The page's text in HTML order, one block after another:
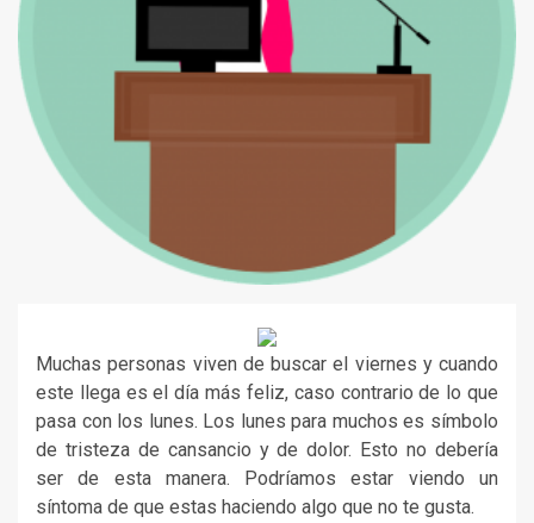
Muchas personas viven de buscar el viernes y cuando
este llega es el día más feliz, caso contrario de lo que
pasa con los lunes. Los lunes para muchos es símbolo
de tristeza de cansancio y de dolor. Esto no debería
ser de esta manera. Podríamos estar viendo un
síntoma de que estas haciendo algo que no te gusta.